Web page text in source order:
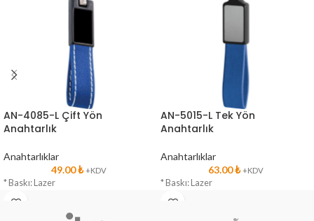
AN-4085-L Çift Yön
Anahtarlık
Anahtarlıklar
49.00₺ +KDV
* Baskı: Lazer
AN-5015-L Tek Yön
Anahtarlık
Anahtarlıklar
63.00₺ +KDV
* Baskı: Lazer